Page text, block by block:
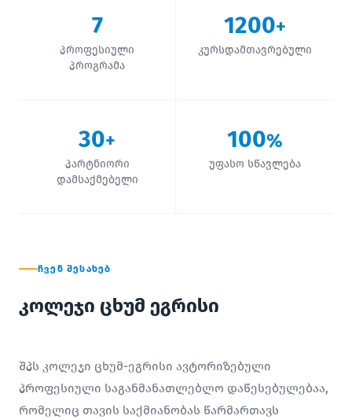
7
პროფესიული
პროგრამა
1200+
კურსდამთავრებული
30+
პარტნიორი
დამსაქმებელი
100%
უფასო სწავლება
ᲩᲕᲔᲜ ᲨᲔᲡᲐᲮᲔᲑ
კოლეჯი ცხუმ ეგრისი
შპს კოლეჯი ცხუმ-ეგრისი ავტორიზებული
პროფესიული საგანმანათლებლო დაწესებულებაა,
რომელიც თავის საქმიანობას წარმართავს